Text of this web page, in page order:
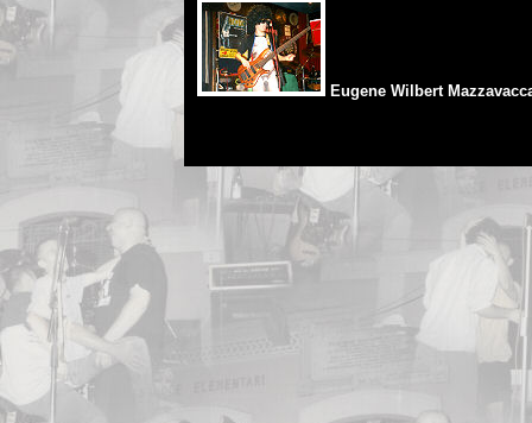
Eugene Wilbert